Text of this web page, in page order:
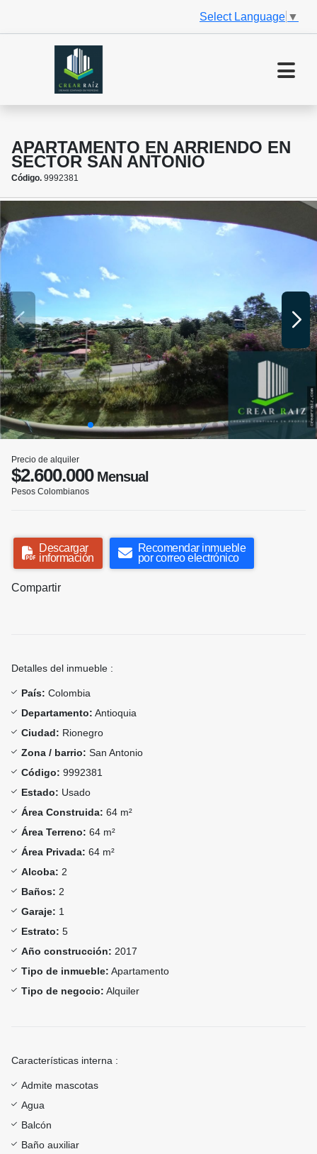
Select Language ▼
APARTAMENTO EN ARRIENDO EN
SECTOR SAN ANTONIO
Código. 9992381
Precio de alquiler
$2.600.000Mensual
Pesos Colombianos
Descargar
información
Recomendar inmueble
por correo electrónico
Compartir
Detalles del inmueble :
País: Colombia
Departamento: Antioquia
Ciudad: Rionegro
Zona / barrio: San Antonio
Código: 9992381
Estado: Usado
Área Construida: 64 m²
Área Terreno: 64 m²
Área Privada: 64 m²
Alcoba: 2
Baños: 2
Garaje: 1
Estrato: 5
Año construcción: 2017
Tipo de inmueble: Apartamento
Tipo de negocio: Alquiler
Características interna :
Admite mascotas
Agua
Balcón
Baño auxiliar